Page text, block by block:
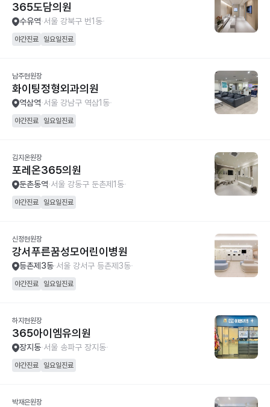
365도담의원
수유역 서울 강북구 번1동
야간진료 일요일진료
남주현원장
화이팅정형외과의원
역삼역 서울 강남구 역삼1동
야간진료 일요일진료
김지온원장
포레온365의원
둔촌동역 서울 강동구 둔촌제1동
야간진료 일요일진료
신정현원장
강서푸른꿈성모어린이병원
등촌제3동 서울 강서구 등촌제3동
야간진료 일요일진료
하지현원장
365아이엠유의원
장지동 서울 송파구 장지동
야간진료 일요일진료
박재은원장